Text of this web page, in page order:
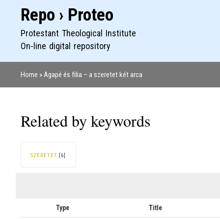
Repo › Proteo
Protestant Theological Institute
On-line digital repository
Home Agapé és filia – a szeretet két arca
Related by keywords
SZERETET [6]
Type Title